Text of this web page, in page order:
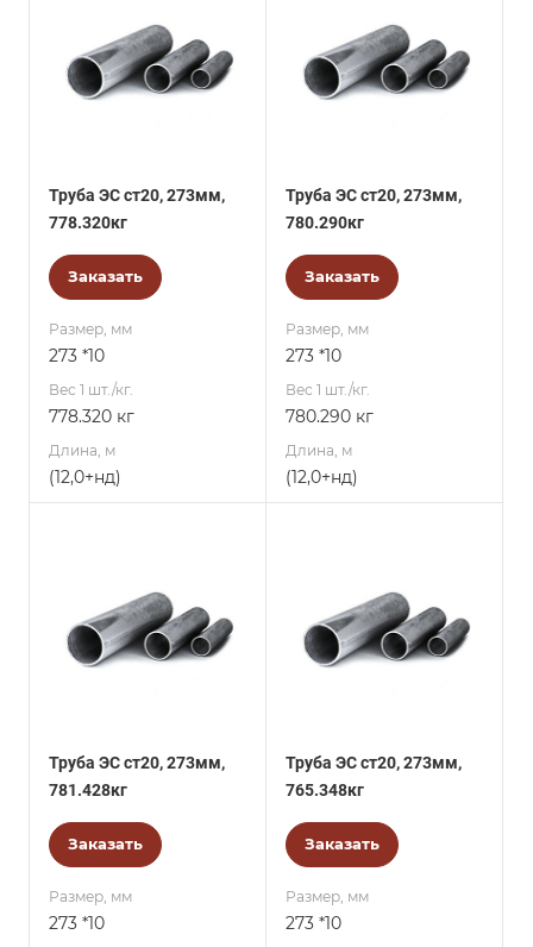
Труба ЭС ст20, 273мм,
778.320кг
Заказать
Размер, мм
273 *10
Вес 1 шт./кг.
778.320 кг
Длина, м
(12,0+нд)
Труба ЭС ст20, 273мм,
780.290кг
Заказать
Размер, мм
273 *10
Вес 1 шт./кг.
780.290 кг
Длина, м
(12,0+нд)
Труба ЭС ст20, 273мм,
781.428кг
Заказать
Размер, мм
273 *10
Труба ЭС ст20, 273мм,
765.348кг
Заказать
Размер, мм
273 *10